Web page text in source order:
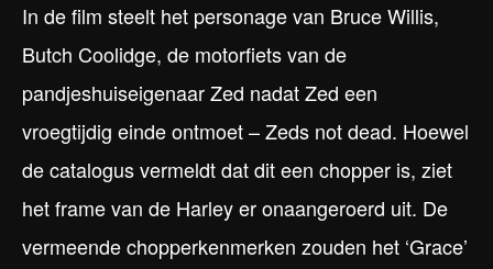
In de film steelt het personage van Bruce Willis,
Butch Coolidge, de motorfiets van de
pandjeshuiseigenaar Zed nadat Zed een
vroegtijdig einde ontmoet – Zeds not dead. Hoewel
de catalogus vermeldt dat dit een chopper is, ziet
het frame van de Harley er onaangeroerd uit. De
vermeende chopperkenmerken zouden het ‘Grace’